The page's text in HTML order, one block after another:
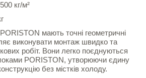
кг/м²
мають точні геометричні
виконувати монтаж швидко та
робіт. Вони легко поєднуються
PORISTON, утворюючи єдину
без містків холоду.